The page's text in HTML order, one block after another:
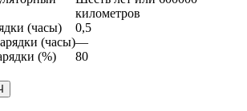
километров
(часы)
0,5
(часы)—
(%)
80